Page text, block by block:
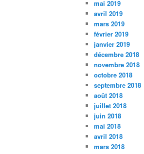
mai 2019
avril 2019
mars 2019
février 2019
janvier 2019
décembre 2018
novembre 2018
octobre 2018
septembre 2018
août 2018
juillet 2018
juin 2018
mai 2018
avril 2018
mars 2018